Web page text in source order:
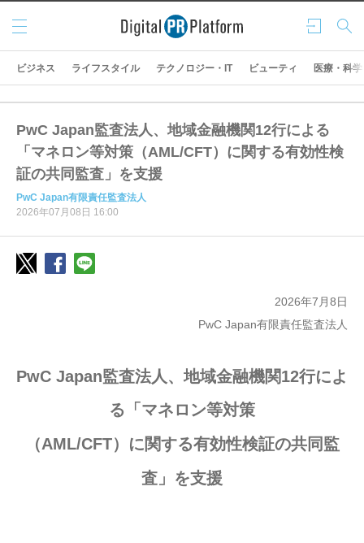
ログ
イン
検索
メニ
ュー
ビジネス ライフスタイル テクノロジー・IT ビューティ 医療・科学
PwC Japan監査法人、地域金融機関12行による
「マネロン等対策（AML/CFT）に関する有効性検
証の共同監査」を支援
PwC Japan有限責任監査法人
2026年07月08日 16:00
2026年7月8日
PwC Japan有限責任監査法人
PwC Japan監査法人、地域金融機関12行によ
る「マネロン等対策
（AML/CFT）に関する有効性検証の共同監
査」を支援